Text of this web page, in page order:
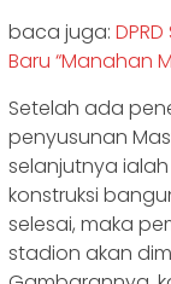
baca juga:
Baru “Manahan
Setelah ada
penyusunan
selanjutnya
konstruksi
selesai, maka
stadion akan